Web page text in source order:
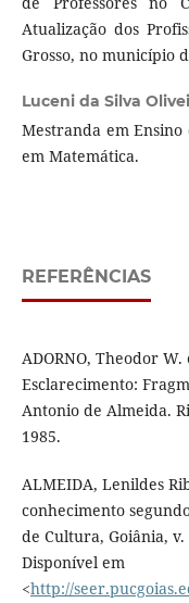
Atualização dos
Grosso, no município
Luceni da Silva
Mestranda em
em Matemática.
REFERÊNCIAS
ADORNO, Theodor
Esclarecimento:
Antonio de Almeida.
1985.
ALMEIDA, Lenildes
conhecimento
de Cultura, Goiânia, v.
Disponível em
<http://